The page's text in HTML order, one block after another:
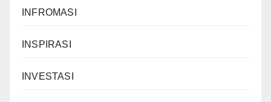
INFROMASI
INSPIRASI
INVESTASI